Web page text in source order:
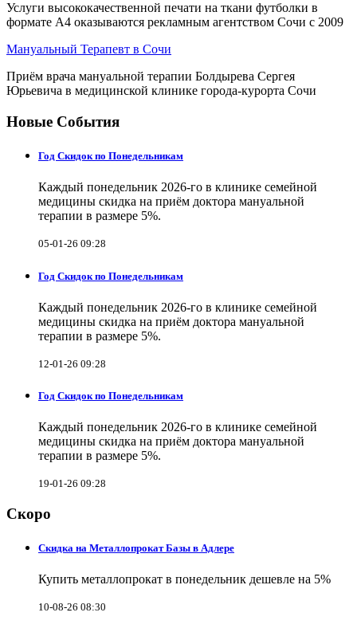
Услуги высококачественной печати на ткани футболки в
формате А4 оказываются рекламным агентством Сочи с 2009
Мануальный Терапевт в Сочи
Приём врача мануальной терапии Болдырева Сергея
Юрьевича в медицинской клинике города-курорта Сочи
Новые События
Год Скидок по Понедельникам
Каждый понедельник 2026-го в клинике семейной
медицины скидка на приём доктора мануальной
терапии в размере 5%.
05-01-26 09:28
Год Скидок по Понедельникам
Каждый понедельник 2026-го в клинике семейной
медицины скидка на приём доктора мануальной
терапии в размере 5%.
12-01-26 09:28
Год Скидок по Понедельникам
Каждый понедельник 2026-го в клинике семейной
медицины скидка на приём доктора мануальной
терапии в размере 5%.
19-01-26 09:28
Скоро
Скидка на Металлопрокат Базы в Адлере
Купить металлопрокат в понедельник дешевле на 5%
10-08-26 08:30